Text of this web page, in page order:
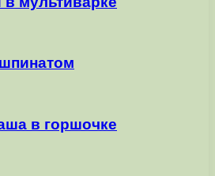
в горшочке